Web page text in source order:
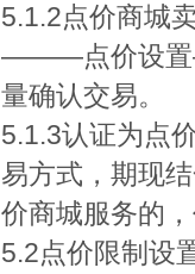
5.1.2点价商城
———点价设
量确认交易。
5.1.3认证为点
易方式，期现
价商城服务的
5.2点价限制设